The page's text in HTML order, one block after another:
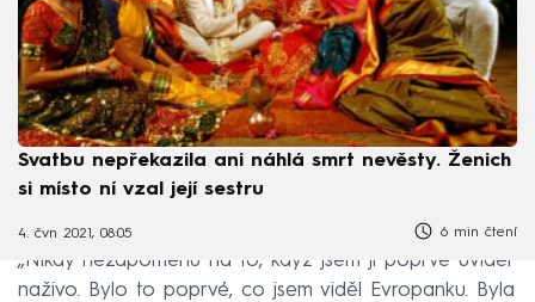
Svatbu nepřekazila ani náhlá smrt nevěsty. Ženich
si místo ní vzal její sestru
4. čvn 2021, 08:05 6 min čtení
„Nikdy nezapomenu na to, když jsem ji poprvé uviděl
naživo. Bylo to poprvé, co jsem viděl Evropanku. Byla